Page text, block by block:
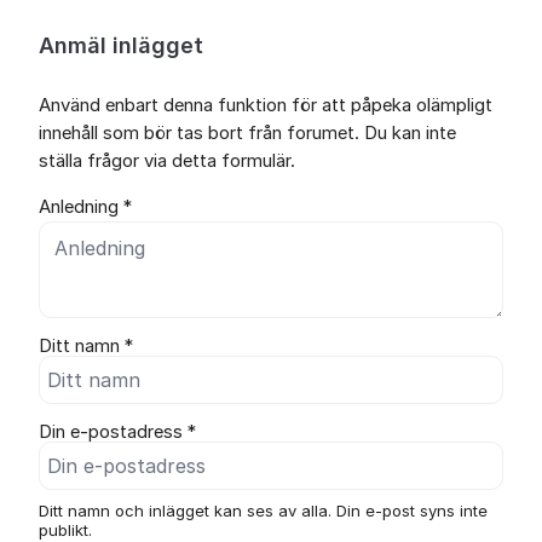
Anmäl inlägget
Använd enbart denna funktion för att påpeka olämpligt
innehåll som bör tas bort från forumet. Du kan inte
ställa frågor via detta formulär.
Anledning *
Ditt namn *
Din e-postadress *
Ditt namn och inlägget kan ses av alla. Din e-post syns inte
publikt.